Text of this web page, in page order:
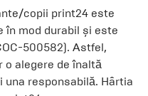
copii print24 este
în mod durabil și este
500582). Astfel,
o alegere de înaltă
responsabilă. Hârtia